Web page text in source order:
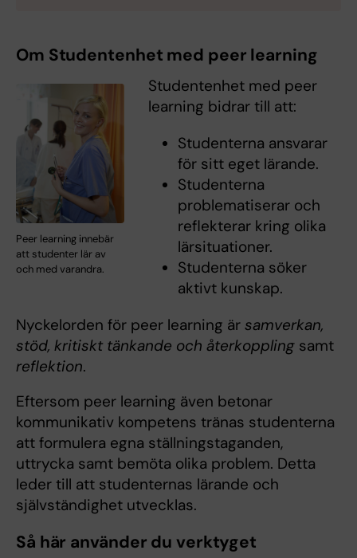
Om Studentenhet med peer learning
Peer learning innebär
att studenter lär av
och med varandra.
Studentenhet med peer
learning bidrar till att:
Studenterna ansvarar
för sitt eget lärande.
Studenterna
problematiserar och
reflekterar kring olika
lärsituationer.
Studenterna söker
aktivt kunskap.
Nyckelorden för peer learning är samverkan,
stöd, kritiskt tänkande och återkoppling samt
reflektion.
Eftersom peer learning även betonar
kommunikativ kompetens tränas studenterna
att formulera egna ställningstaganden,
uttrycka samt bemöta olika problem. Detta
leder till att studenternas lärande och
självständighet utvecklas.
Så här använder du verktyget